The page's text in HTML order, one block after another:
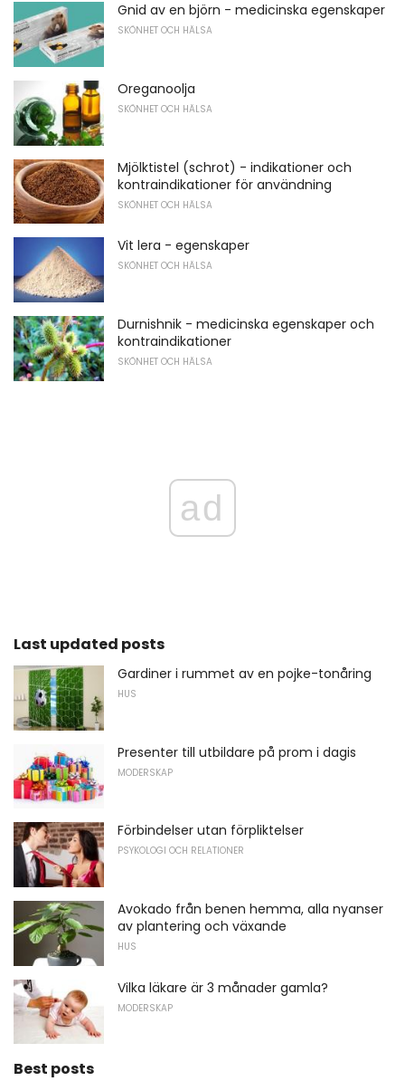
Gnid av en björn - medicinska egenskaper
SKÖNHET OCH HÄLSA
Oreganoolja
SKÖNHET OCH HÄLSA
Mjölktistel (schrot) - indikationer och
kontraindikationer för användning
SKÖNHET OCH HÄLSA
Vit lera - egenskaper
SKÖNHET OCH HÄLSA
Durnishnik - medicinska egenskaper och
kontraindikationer
SKÖNHET OCH HÄLSA
ad
Last updated posts
Gardiner i rummet av en pojke-tonåring
HUS
Presenter till utbildare på prom i dagis
MODERSKAP
Förbindelser utan förpliktelser
PSYKOLOGI OCH RELATIONER
Avokado från benen hemma, alla nyanser
av plantering och växande
HUS
Vilka läkare är 3 månader gamla?
MODERSKAP
Best posts